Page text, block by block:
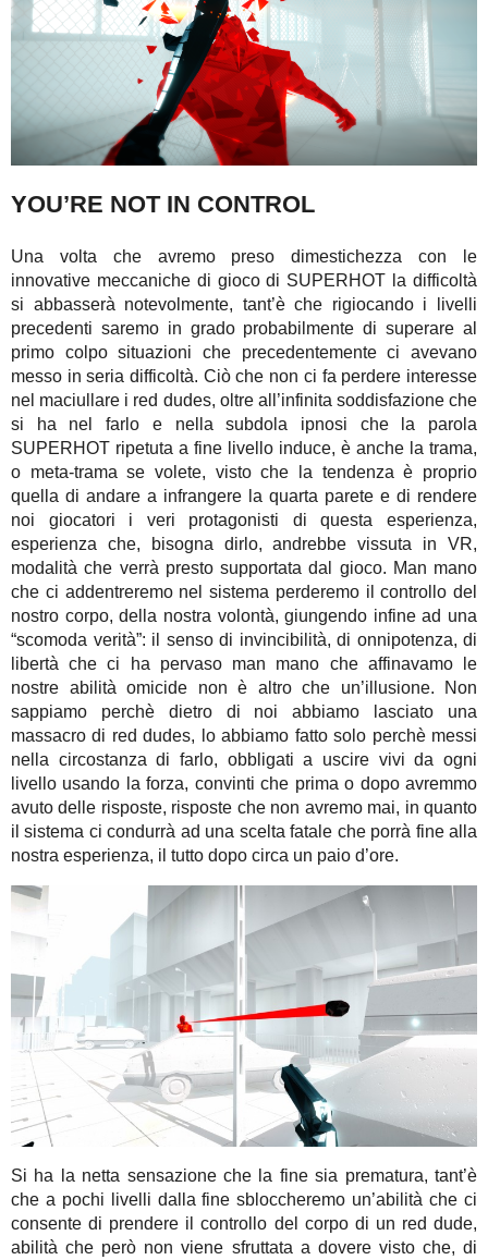
YOU’RE NOT IN CONTROL
Una volta che avremo preso dimestichezza con le
innovative meccaniche di gioco di SUPERHOT la difficoltà
si abbasserà notevolmente, tant’è che rigiocando i livelli
precedenti saremo in grado probabilmente di superare al
primo colpo situazioni che precedentemente ci avevano
messo in seria difficoltà. Ciò che non ci fa perdere interesse
nel maciullare i red dudes, oltre all’infinita soddisfazione che
si ha nel farlo e nella subdola ipnosi che la parola
SUPERHOT ripetuta a fine livello induce, è anche la trama,
o meta-trama se volete, visto che la tendenza è proprio
quella di andare a infrangere la quarta parete e di rendere
noi giocatori i veri protagonisti di questa esperienza,
esperienza che, bisogna dirlo, andrebbe vissuta in VR,
modalità che verrà presto supportata dal gioco. Man mano
che ci addentreremo nel sistema perderemo il controllo del
nostro corpo, della nostra volontà, giungendo infine ad una
“scomoda verità”: il senso di invincibilità, di onnipotenza, di
libertà che ci ha pervaso man mano che affinavamo le
nostre abilità omicide non è altro che un’illusione. Non
sappiamo perchè dietro di noi abbiamo lasciato una
massacro di red dudes, lo abbiamo fatto solo perchè messi
nella circostanza di farlo, obbligati a uscire vivi da ogni
livello usando la forza, convinti che prima o dopo avremmo
avuto delle risposte, risposte che non avremo mai, in quanto
il sistema ci condurrà ad una scelta fatale che porrà fine alla
nostra esperienza, il tutto dopo circa un paio d’ore.
Si ha la netta sensazione che la fine sia prematura, tant’è
che a pochi livelli dalla fine sbloccheremo un’abilità che ci
consente di prendere il controllo del corpo di un red dude,
abilità che però non viene sfruttata a dovere visto che, di